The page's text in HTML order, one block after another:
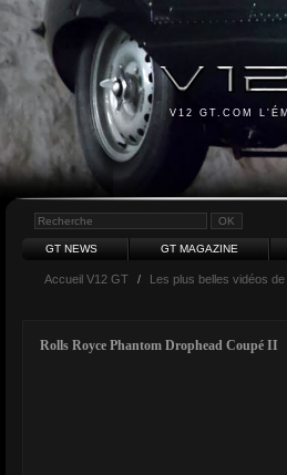
V12 GT.COM
GT NEWS GT MAGAZINE
Accueil V12 GT / Les plus belles vidéos
Rolls Royce Phantom Drophead Coupé II